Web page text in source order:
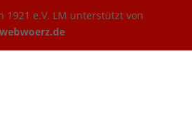
1921 e.V. LM unterstützt von
webwoerz.de